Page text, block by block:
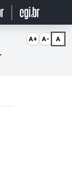
Selecionar idioma
A+ A- A